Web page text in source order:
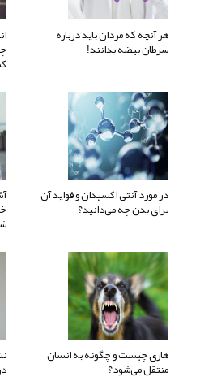
هر آنچه که مردان باید درباره
سرطان بیضه بدانند!
در مورد آنتی اکسیدان و فواید آن
برای بدن چه می‌دانید؟
هاری چیست و چگونه به انسان
منتقل می‌شود؟